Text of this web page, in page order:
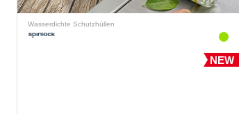
Wasserdichte Schutzhüllen
NEW